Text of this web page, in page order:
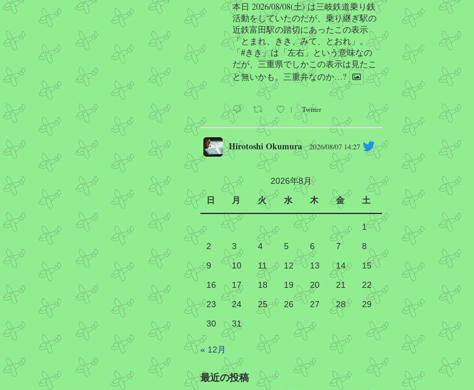
本日 2026/08/08(土) は三岐鉄道乗り鉄
活動をしていたのだが、乗り継ぎ駅の
近鉄富田駅の踏切にあったこの表示
「とまれ、きき、みて、とおれ」。
「#きき」は「左右」という意味なの
だが、三重県でしかこの表示は見たこ
と無いかも。三重弁なのか…?
1 Twitter
Hirotoshi Okumura 2026/08/07 14:27
Is this heaven? No, it's Iowa. A MLB
game will be held at Iowa.
MLB
@MLB
"Is this heaven?"
"No, it's Iowa!"
MLB at Field of Dreams returns one
week from tonight!
Twitter
Hirotoshi Okumura 2026/08/07 12:54
これは、AI の正しい使い方という気
がする。他にも復活する昔のアプリケ
ーション増えないかな…
2026年8月
日
月 火 水 木 金 土
1
2
3 4 5 6 7
8
9
10 11 12 13 14
15
16
17 18 19 20 21
22
23
24 25 26 27 28
29
30
31
« 12月
最近の投稿